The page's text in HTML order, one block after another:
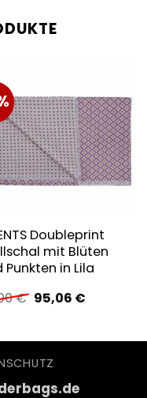
Doubleprint
mit Blüten
Punkten in Lila
€ Ursprünglicher
Preis
95,06 €Aktueller